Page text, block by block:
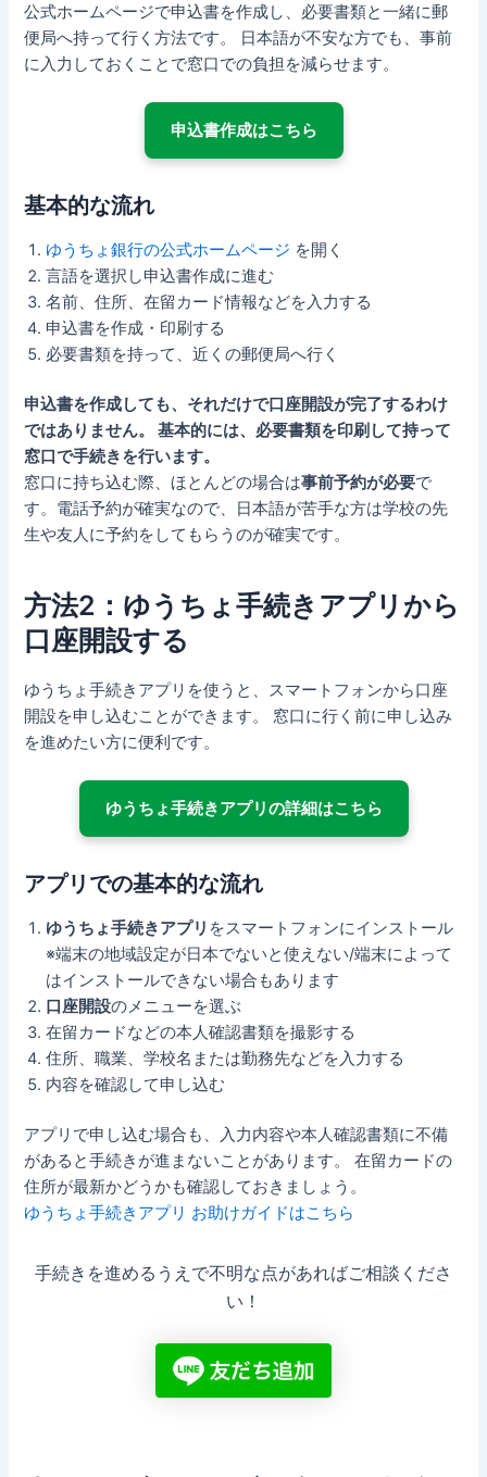
公式ホームページで申込書を作成し、必要書類と一緒に郵
便局へ持って行く方法です。 日本語が不安な方でも、事前
に入力しておくことで窓口での負担を減らせます。
申込書作成はこちら
基本的な流れ
ゆうちょ銀行の公式ホームページ を開く
言語を選択し申込書作成に進む
名前、住所、在留カード情報などを入力する
申込書を作成・印刷する
必要書類を持って、近くの郵便局へ行く
申込書を作成しても、それだけで口座開設が完了するわけ
ではありません。 基本的には、必要書類を印刷して持って
窓口で手続きを行います。
窓口に持ち込む際、ほとんどの場合は事前予約が必要で
す。電話予約が確実なので、日本語が苦手な方は学校の先
生や友人に予約をしてもらうのが確実です。
方法2：ゆうちょ手続きアプリから
口座開設する
ゆうちょ手続きアプリを使うと、スマートフォンから口座
開設を申し込むことができます。 窓口に行く前に申し込み
を進めたい方に便利です。
ゆうちょ手続きアプリの詳細はこちら
アプリでの基本的な流れ
ゆうちょ手続きアプリ をスマートフォンにインストール
※端末の地域設定が日本でないと使えない/端末によって
はインストールできない場合もあります
口座開設のメニューを選ぶ
在留カードなどの本人確認書類を撮影する
住所、職業、学校名または勤務先などを入力する
内容を確認して申し込む
アプリで申し込む場合も、入力内容や本人確認書類に不備
があると手続きが進まないことがあります。 在留カードの
住所が最新かどうかも確認しておきましょう。
ゆうちょ手続きアプリ お助けガイドはこちら
手続きを進めるうえで不明な点があればご相談くださ
い！